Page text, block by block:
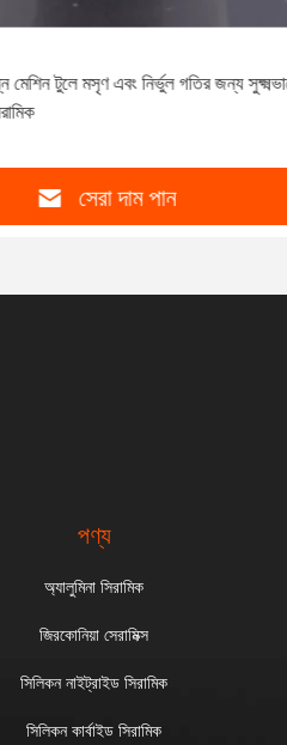
মেশিন টুলে মসৃণ এবং নির্ভুল গতির জন্য
সেরা দাম পান
পণ্য
অ্যালুমিনা সিরামিক
জিরকোনিয়া সেরামিক্স
সিলিকন নাইট্রাইড সিরামিক
সিলিকন কার্বাইড সিরামিক